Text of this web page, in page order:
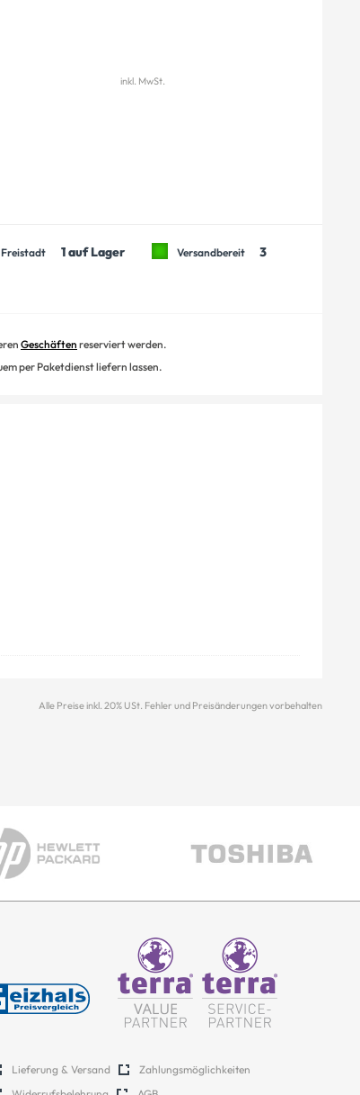
inkl. MwSt.
Geschäften reserviert werden.
per Paketdienst liefern lassen.
Freistadt 1 auf Lager Versandbereit 3
Alle Preise inkl. 20% USt. Fehler und Preisänderungen vorbehalten
Lieferung & Versand
Zahlungsmöglichkeiten